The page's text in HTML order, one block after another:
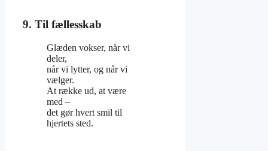
9. Til fællesskab
Glæden vokser, når vi
deler,
når vi lytter, og når vi
vælger.
At række ud, at være
med –
det gør hvert smil til
hjertets sted.